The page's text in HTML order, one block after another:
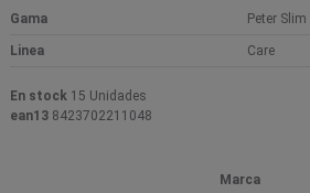
Gama Peter Slim
Linea Care
Marca
En stock 15 Unidades
ean13 8423702211048